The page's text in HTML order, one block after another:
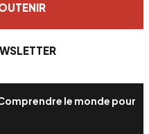
le monde pour